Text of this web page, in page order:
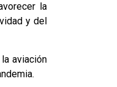
la
y del
aviación